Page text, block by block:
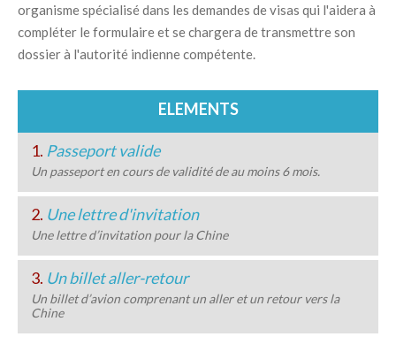
organisme spécialisé dans les demandes de visas qui l'aidera à
compléter le formulaire et se chargera de transmettre son
dossier à l'autorité indienne compétente.
ELEMENTS
1. Passeport valide
Un passeport en cours de validité de au moins 6 mois.
2. Une lettre d'invitation
Une lettre d’invitation pour la Chine
3. Un billet aller-retour
Un billet d’avion comprenant un aller et un retour vers la
Chine